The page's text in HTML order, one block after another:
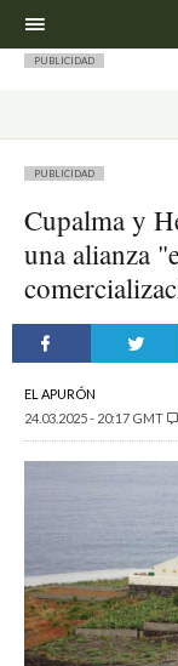
PUBLICIDAD
PUBLICIDAD
Cupalma y
una alianza
EL APURÓN
24.03.2025 - 20:17 GMT